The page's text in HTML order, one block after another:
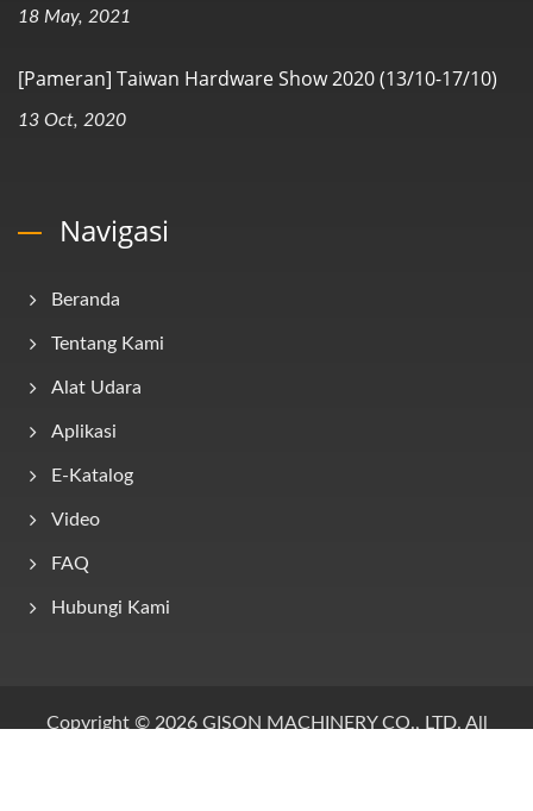
18 May, 2021
[Pameran] Taiwan Hardware Show 2020 (13/10-17/10)
13 Oct, 2020
Navigasi
Beranda
Tentang Kami
Alat Udara
Aplikasi
E-Katalog
Video
FAQ
Hubungi Kami
Copyright © 2026 GISON MACHINERY CO., LTD. All